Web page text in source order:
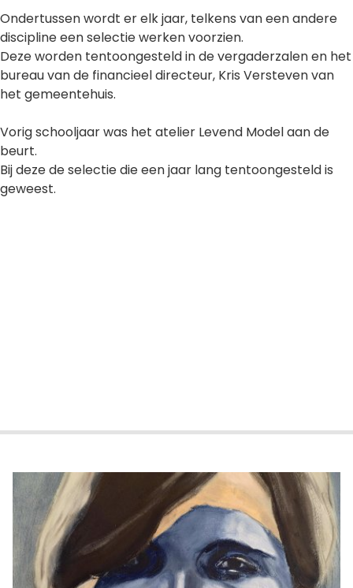
Ondertussen wordt er elk jaar, telkens van een andere
discipline een selectie werken voorzien.
Deze worden tentoongesteld in de vergaderzalen en het
bureau van de financieel directeur, Kris Versteven van
het gemeentehuis.
Vorig schooljaar was het atelier Levend Model aan de
beurt.
Bij deze de selectie die een jaar lang tentoongesteld is
geweest.